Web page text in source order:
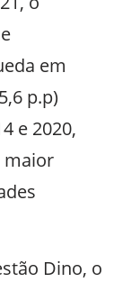
em
p.p)
e 2020,
maior
Dino, o